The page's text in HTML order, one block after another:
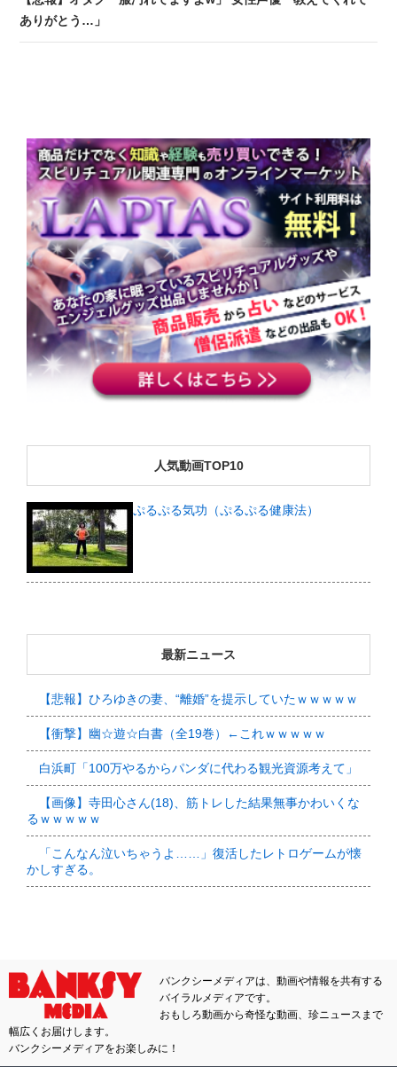
ありがとう…」
人気動画TOP10
ぷるぷる気功（ぷるぷる健康法）
最新ニュース
【悲報】ひろゆきの妻、“離婚”を提示していたｗｗｗｗｗ
【衝撃】幽☆遊☆白書（全19巻）←これｗｗｗｗｗ
白浜町「100万やるからパンダに代わる観光資源考えて」
【画像】寺田心さん(18)、筋トレした結果無事かわいくな
るｗｗｗｗｗ
「こんなん泣いちゃうよ……」復活したレトロゲームが懐
かしすぎる。
バンクシーメディアは、動画や情報を共有する
バイラルメディアです。
おもしろ動画から奇怪な動画、珍ニュースまで
幅広くお届けします。
バンクシーメディアをお楽しみに！